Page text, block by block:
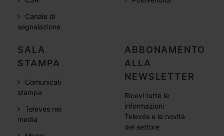
Canale di
segnalazione
SALA
STAMPA
Comunicati
stampa
Televes nei
media
ABBONAMENTO
ALLA
NEWSLETTER
Ricevi tutte le
informazioni
Televés e le novità
del settore